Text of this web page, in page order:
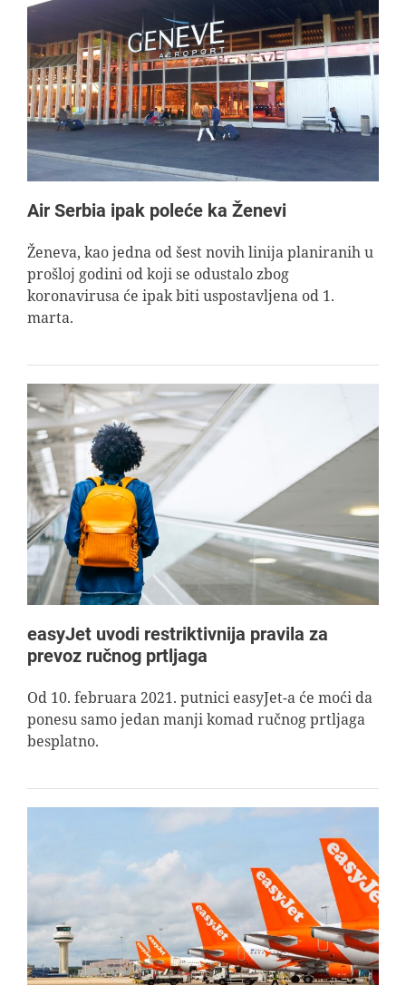
Air Serbia ipak poleće ka Ženevi
Ženeva, kao jedna od šest novih linija planiranih u
prošloj godini od koji se odustalo zbog
koronavirusa će ipak biti uspostavljena od 1.
marta.
easyJet uvodi restriktivnija pravila za
prevoz ručnog prtljaga
Od 10. februara 2021. putnici easyJet-a će moći da
ponesu samo jedan manji komad ručnog prtljaga
besplatno.